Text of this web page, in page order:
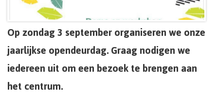
Op zondag 3 september organiseren we onze
jaarlijkse opendeurdag. Graag nodigen we
iedereen uit om een bezoek te brengen aan
het centrum.